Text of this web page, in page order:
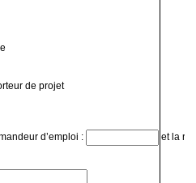
à l’installation - porteur de projet
d’emploi :
et la